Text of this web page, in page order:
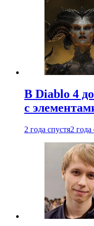
В Diablo 4
с
2 года спустя2 года